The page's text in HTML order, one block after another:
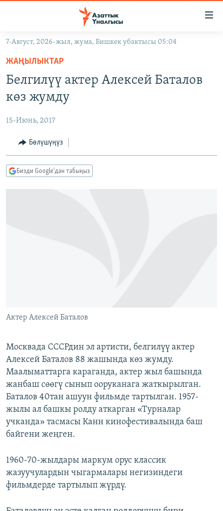
Навигацияга
өтүңүз
Издөөгө
салыңызКЫРГЫЗСТАН
ЭКОНОМИКА
МАДАНИЯТ
БОРБОР АЗИЯ
УКРАИНА
АТАЙЫН ИЛИКТӨӨ
ТВ ПРОГРАММАЛАР
ЭКСПЕРТТЕР ТАЛДАЙТ
ӨЗГӨЧӨ ПИКИР
7-Август, 2026-жыл, жума, Бишкек убактысы 05:04
ЖАҢЫЛЫКТАР
Белгилүү актер Алексей Баталов
көз жумду
15-Июнь, 2017
Бөлүшүңүз
Бизди Google'дан табыңыз
Актер Алексей Баталов
Москвада СССРдин эл артисти, белгилүү актер
Алексей Баталов 88 жашында көз жумду.
Маалыматтарга караганда, актер жыл башында
жанбаш сөөгү сынып ооруканага жаткырылган.
Баталов 40тан ашуун фильмде тартылган. 1957-
жылы ал башкы ролду аткарган «Турналар
учканда» тасмасы Канн кинофестивалында баш
байгени жеңген.
1960-70-жылдары маркум орус классик
жазуучулардын чыгармалары негизиндеги
фильмдерде тартылып жүрдү.